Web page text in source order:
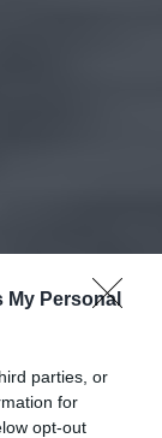
My Personal
parties, or
for
opt-out